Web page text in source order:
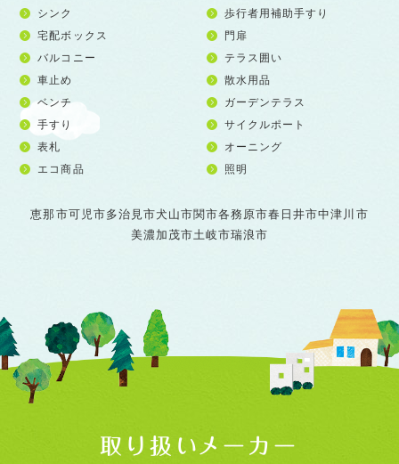
シンク
歩行者用補助手すり
宅配ボックス
門扉
バルコニー
テラス囲い
車止め
散水用品
ベンチ
ガーデンテラス
手すり
サイクルポート
表札
オーニング
エコ商品
照明
恵那市可児市多治見市犬山市関市各務原市春日井市中津川市
美濃加茂市土岐市瑞浪市
取り扱いメーカー